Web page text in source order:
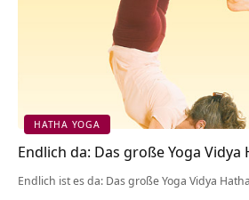
HATHA YOGA
Endlich da: Das große Yoga Vidya
Endlich ist es da: Das große Yoga Vidya